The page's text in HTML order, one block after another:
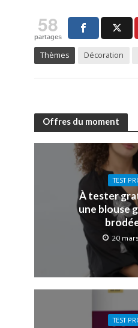
58
partages
Thèmes Décoration
Offres du moment
TEST
À tester
une blouse
20
TEST